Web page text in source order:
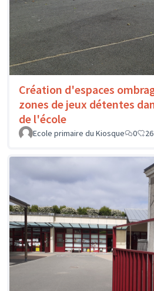
Création d'espaces
zones de jeux détentes
de l'école
Ecole primaire du Kiosque 0 26